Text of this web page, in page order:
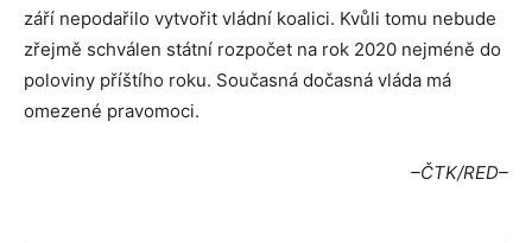
září nepodařilo vytvořit vládní koalici. Kvůli tomu nebude
zřejmě schválen státní rozpočet na rok 2020 nejméně do
poloviny příštího roku. Současná dočasná vláda má
omezené pravomoci.
–ČTK/RED–